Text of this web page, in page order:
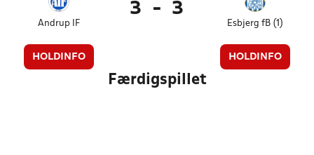
Andrup IF
HOLDINFO
3 - 3
Esbjerg fB (1)
HOLDINFO
Færdigspillet